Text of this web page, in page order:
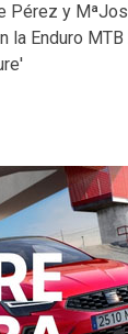
Pérez y
la Enduro